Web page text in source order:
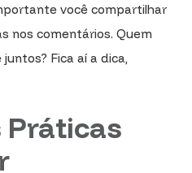
você compartilhar
nos comentários. Quem
Fica aí a dica,
Práticas